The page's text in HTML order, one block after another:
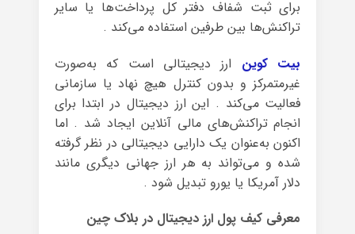
برای ثبت شفاف دفتر کل پرداخت‌ها یا سایر
تراکنش‌‌ها بین طرفین استفاده می‌کند .
بیت کوین ارز دیجیتالی است که به‌صورت
غیرمتمرکز و بدون کنترل هیچ نهاد یا سازمانی
فعالیت می‌کند . این ارز دیجیتال در ابتدا برای
انجام تراکنش‌های مالی آنلاین ایجاد شد . اما
اکنون به‌عنوان یک دارایی دیجیتالی در نظر گرفته
شده و می‌تواند به هر ارز جهانی دیگری مانند
دلار آمریکا یا یورو تبدیل شود .
معرفی کیف پول ارز دیجیتال در بلاک چین